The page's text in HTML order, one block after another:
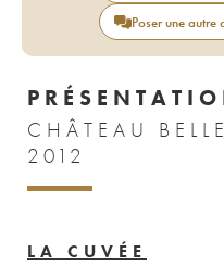
Poser une autre
CHÂTEAU
2012
LA CUVÉE